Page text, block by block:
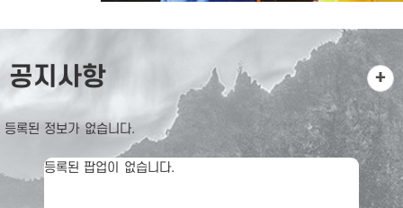
공지사항
등록된 정보가 없습니다.
등록된 팝업이 없습니다.